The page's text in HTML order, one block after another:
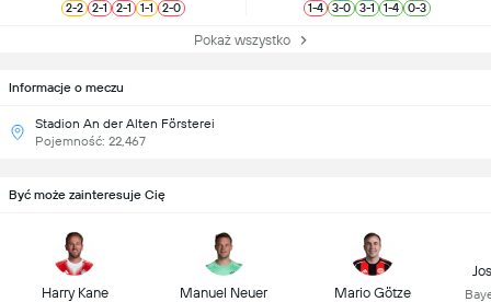
Informacje o meczu
Stadion An der Alten Försterei
Pojemność: 22,467
2-2 2-1 2-1 1-1 2-0 1-4 3-0 3-1 1-4 0-3
Pokaż wszystko
Być może zainteresuje Cię
Harry Kane Manuel Neuer Mario Götze